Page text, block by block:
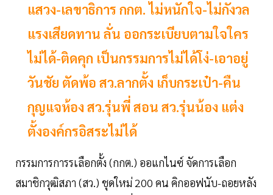
แสวง-เลขาธิการ กกต. ไม่หนักใจ-ไม่กังวล
แรงเสียดทาน ลั่น ออกระเบียบตามใจใคร
ไม่ได้-ติดคุก เป็นกรรมการไม่ได้โง่-เอาอยู่
วันชัย ตัดพ้อ สว.ลากตั้ง เก็บกระเป๋า-คืน
กุญแจห้อง สว.รุ่นพี่ สอน สว.รุ่นน้อง แต่ง
ตั้งองค์กรอิสระไม่ได้
กรรมการการรเลือกตั้ง (กกต.) ออแกไนซ์ จัดการเลือก
สมาชิกวุฒิสภา (สว.) ชุดใหม่ 200 คน คิกออฟนับ-ถอยหลัง